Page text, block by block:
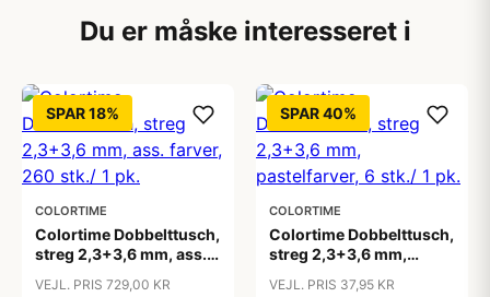
Du er måske interesseret i
SPAR 18%
COLORTIME
Colortime Dobbelttusch,
streg 2,3+3,6 mm, ass.
VEJL. PRIS 729,00 KR
SPAR 40%
COLORTIME
Colortime Dobbelttusch,
streg 2,3+3,6 mm,
VEJL. PRIS 37,95 KR